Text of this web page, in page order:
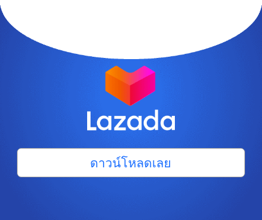
ดาวน์โหลดเลย